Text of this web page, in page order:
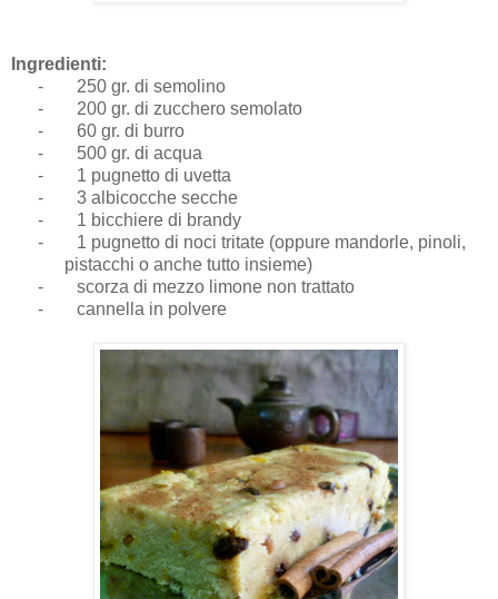
Ingredienti:
-
250 gr. di semolino
-
200 gr. di zucchero semolato
-
60 gr. di burro
-
500 gr. di acqua
-
1 pugnetto di uvetta
-
3 albicocche secche
-
1 bicchiere di brandy
-
1 pugnetto di noci tritate (oppure mandorle, pinoli,
pistacchi o anche tutto insieme)
-
scorza di mezzo limone non trattato
-
cannella in polvere